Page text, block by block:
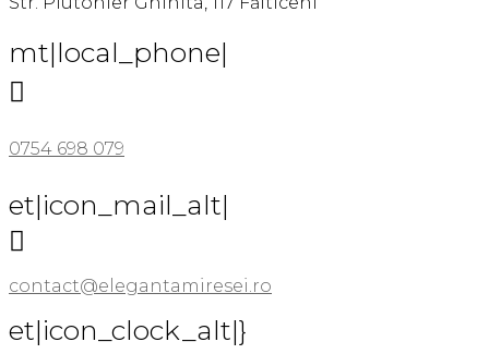
mt|local_phone|

0754 698 079
et|icon_mail_alt|

contact@elegantamiresei.ro
et|icon_clock_alt|}